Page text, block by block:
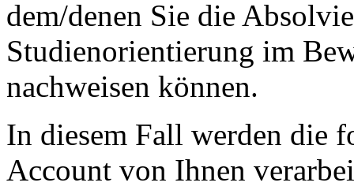
dem/denen Sie die
Studienorientierung im
nachweisen können.
In diesem Fall werden die
Account von Ihnen